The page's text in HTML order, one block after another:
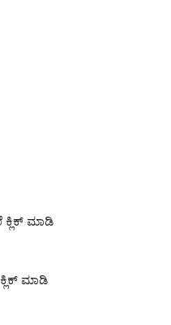
ಕ್ಲಿಕ್ ಮಾಡಿ
ಮಾಡಿ